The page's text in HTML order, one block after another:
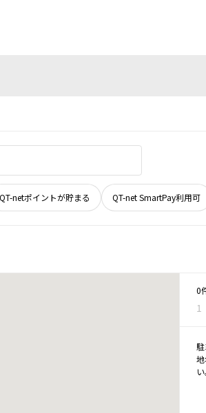
QT-netポイントが貯まる QT-net SmartPay利用可
0
1
駐
い